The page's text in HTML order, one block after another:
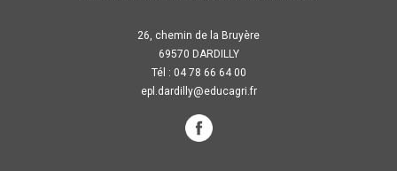
26, chemin de la Bruyère
69570 DARDILLY
Tél : 04 78 66 64 00
epl.dardilly@educagri.fr